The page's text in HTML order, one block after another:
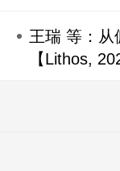
王瑞 等：从
【Lithos,